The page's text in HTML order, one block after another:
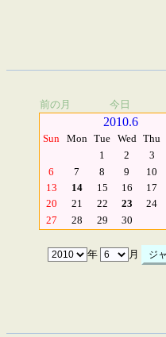
前の月 今日
2010.6
Sun Mon Tue Wed Thu
1
2 3
6
7 8 9 10
13
14 15 16 17
20
21 22 23 24
27
28 29 30
年 月